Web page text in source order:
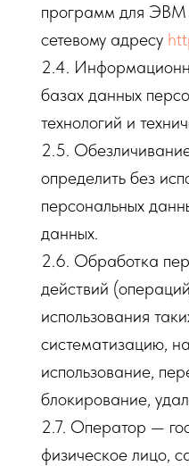
программ для ЭВМ
сетевому адресу
2.4.
базах данных
технологий и
2.5.
определить без
персональных
данных.
2.6. Обработка
действий
использования
систематизацию,
использование,
блокирование,
2.7. Оператор —
физическое лицо,